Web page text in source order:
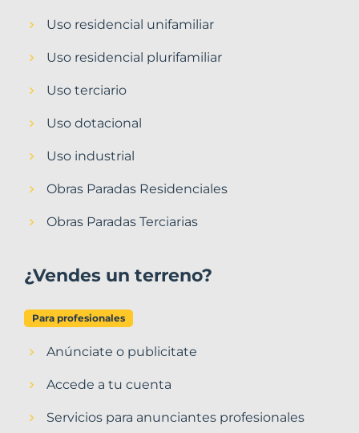
Uso residencial unifamiliar
Uso residencial plurifamiliar
Uso terciario
Uso dotacional
Uso industrial
Obras Paradas Residenciales
Obras Paradas Terciarias
¿Vendes un terreno?
Para profesionales
Anúnciate o publicitate
Accede a tu cuenta
Servicios para anunciantes profesionales